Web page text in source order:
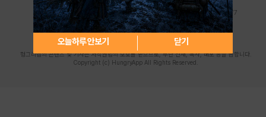
오늘하루 안보기 닫기
사업자등록번호:119-86-61101 (주)스마트나우 대표이사:송현두
주소: 서울시 금천구 가산디지털1로 171 연락처:063-284-8635 팩스:02-6265-0377
청소년보호책임자:김동욱desk@hungryapp.co.kr
등록번호:서울아02322 | 등록일자:2016년4월25일
발행인:(주)스마트나우 송현두 | 편집인:김동욱
헝그리앱의 콘텐츠 및 기사는 저작권법의 보호를 받으므로, 무단 전재, 복사, 배포 등을 금합니다.
Copyright (c) HungryApp All Rights Reserved.